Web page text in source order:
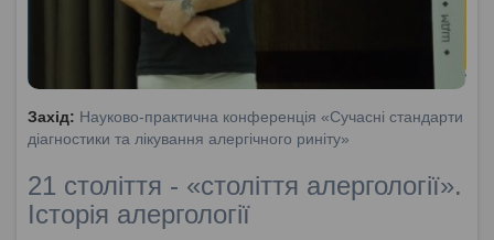
Захід: Науково-практична конференція «Сучасні стандарти
діагностики та лікування алергічного риніту»
21 століття - «століття алергології».
Історія алергології